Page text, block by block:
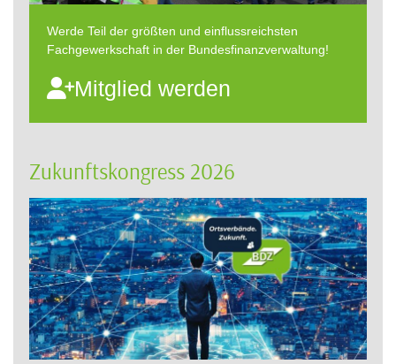
Werde Teil der größten und einflussreichsten
Fachgewerkschaft in der Bundesfinanzverwaltung!
Mitglied werden
Zukunftskongress 2026